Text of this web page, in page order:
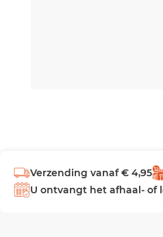
Verzending vanaf € 4,95
U ontvangt het afhaal- of